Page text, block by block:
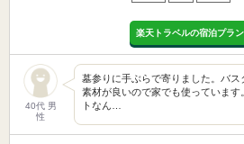
楽天トラベルの宿泊プラ
40代 男
性
墓参りに手ぶらで寄りました。バス
素材が良いので家でも使っていま
トなん…